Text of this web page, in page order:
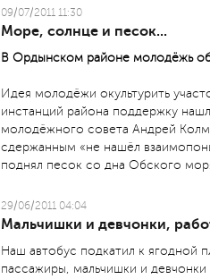
09/07/2011 11:30
Море, солнце и песок...
В Ордынском районе молодёжь
Идея молодёжи окультурить
инстанций района поддержку
молодёжного совета Андрей
сдержанным «не нашёл
поднял песок со дна Обского
29/06/2011 04:04
Мальчишки и девчонки,
Наш автобус подкатил к ягодной
пассажиры, мальчишки и девчонки